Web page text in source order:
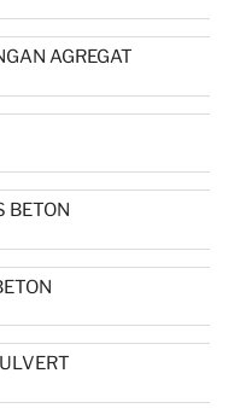
AGREGAT
BETON